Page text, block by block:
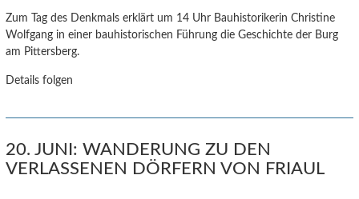
Zum Tag des Denkmals erklärt um 14 Uhr Bauhistorikerin Christine
Wolfgang in einer bauhistorischen Führung die Geschichte der Burg
am Pittersberg.
Details folgen
20. JUNI: WANDERUNG ZU DEN
VERLASSENEN DÖRFERN VON FRIAUL